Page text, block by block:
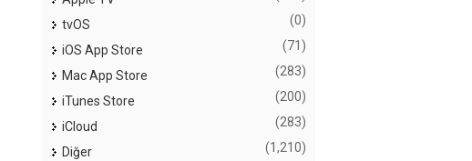
tvOS (0)
iOS App Store (71)
Mac App Store (283)
iTunes Store (200)
iCloud (283)
Diğer (1,210)